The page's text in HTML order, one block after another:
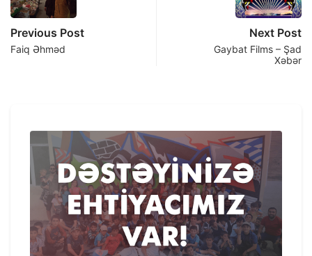
Previous Post
Faiq Əhməd
Next Post
Gaybat Films – Şad
Xəbər